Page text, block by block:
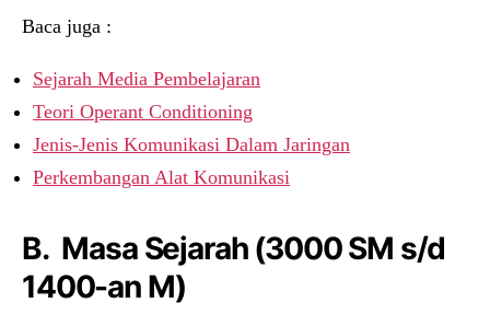
Baca juga :
Sejarah Media Pembelajaran
Teori Operant Conditioning
Jenis-Jenis Komunikasi Dalam Jaringan
Perkembangan Alat Komunikasi
B. Masa Sejarah (3000 SM s/d
1400-an M)